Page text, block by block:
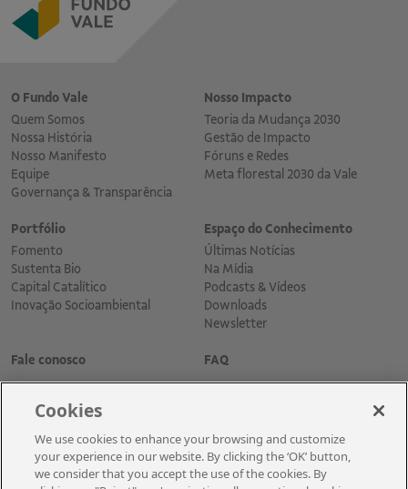
O Fundo Vale
Quem Somos
Nossa História
Nosso Manifesto
Equipe
Governança & Transparência
Nosso Impacto
Teoria da Mudança 2030
Gestão de Impacto
Fóruns e Redes
Meta florestal 2030 da Vale
Portfólio
Fomento
Sustenta Bio
Capital Catalítico
Inovação Socioambiental
Espaço do Conhecimento
Últimas Notícias
Na Mídia
Podcasts & Vídeos
Downloads
Newsletter
Fale conosco FAQ
Cookies
We use cookies to enhance your browsing and customize
your experience in our website. By clicking the ‘OK’ button,
we consider that you accept the use of the cookies. By